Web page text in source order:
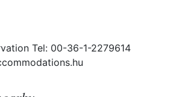
Tel: 00-36-1-2279614